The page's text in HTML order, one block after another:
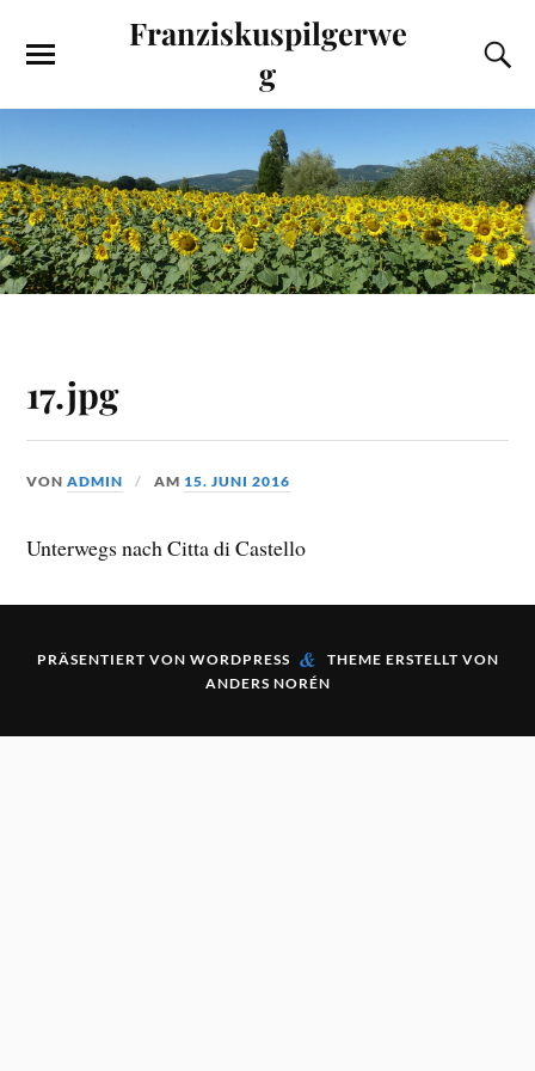
Franziskuspilgerwe
g
17.jpg
VONADMIN AM 15. JUNI 2016
Unterwegs nach Citta di Castello
PRÄSENTIERT VON WORDPRESS &
THEME ERSTELLT VON
ANDERS NORÉN